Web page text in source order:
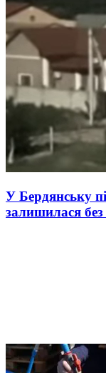
У Бердянську
залишилася